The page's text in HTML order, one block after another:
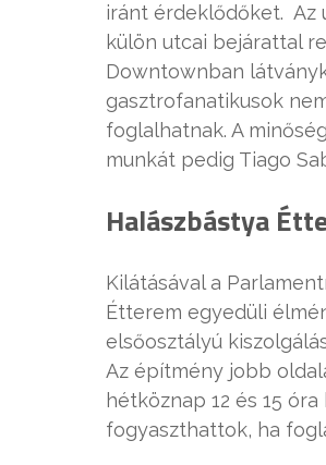
iránt érdeklődőket. Az
külön utcai bejárattal
Downtownban
gasztrofanatikusok
foglalhatnak. A
munkát pedig Tiago
Halászbástya
Kilátásával a
Étterem egyedüli
elsőosztályú
Az építmény jobb
hétköznap 12 és 15
fogyaszthattok, ha